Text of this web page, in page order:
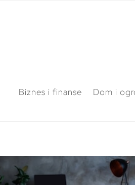
Biznes i finanse Dom i